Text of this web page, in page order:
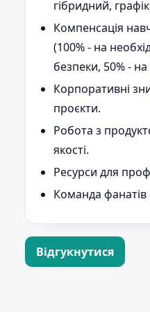
гібридний,
Компенсація
(100% - на
безпеки, 50% - на
Корпоративні
проєкти.
Робота з
якості.
Ресурси для
Команда фанатів
Відгукнутися